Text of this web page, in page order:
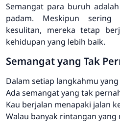
Semangat para buruh
padam. Meskipun sering
kesulitan, mereka tetap
kehidupan yang lebih baik.
Semangat yang Tak
Dalam setiap langkahmu
Ada semangat yang tak
Kau berjalan menapaki jalan
Walau banyak rintangan yang